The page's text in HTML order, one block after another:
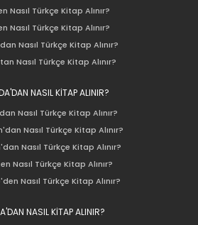
Nasıl Türkçe Kitap Alınır?
Nasıl Türkçe Kitap Alınır?
Nasıl Türkçe Kitap Alınır?
Nasıl Türkçe Kitap Alınır?
NASIL KİTAP ALINIR?
Nasıl Türkçe Kitap Alınır?
Nasıl Türkçe Kitap Alınır?
Nasıl Türkçe Kitap Alınır?
Nasıl Türkçe Kitap Alınır?
Nasıl Türkçe Kitap Alınır?
NASIL KİTAP ALINIR?